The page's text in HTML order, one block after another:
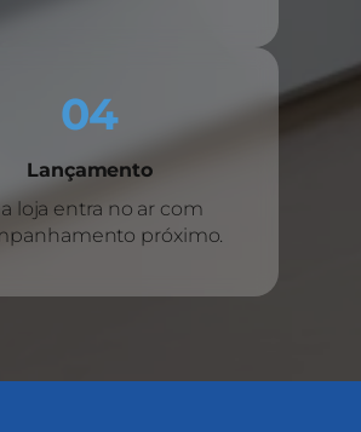
04
Lançamento
loja entra no ar com
próximo.